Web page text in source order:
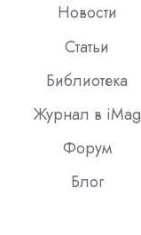
Новости
Статьи
Библиотека
Журнал в iMag
Форум
Блог